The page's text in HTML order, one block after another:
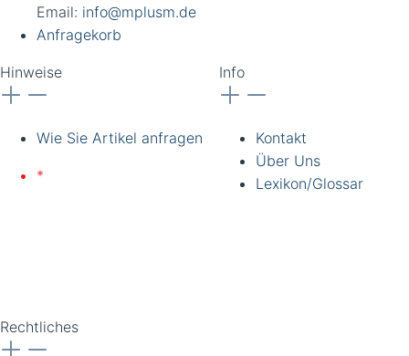
Email: info@mplusm.de
Anfragekorb
Hinweise
Wie Sie Artikel anfragen
*
Info
Kontakt
Über Uns
Lexikon/Glossar
Rechtliches